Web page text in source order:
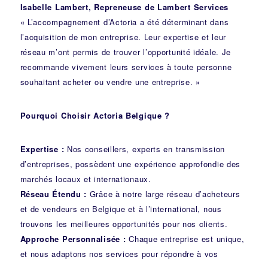
Isabelle Lambert, Repreneuse de Lambert Services
« L’accompagnement d’Actoria a été déterminant dans
l’acquisition de mon entreprise. Leur expertise et leur
réseau m’ont permis de trouver l’opportunité idéale. Je
recommande vivement leurs services à toute personne
souhaitant acheter ou vendre une entreprise. »
Pourquoi Choisir Actoria Belgique ?
Expertise : Nos conseillers, experts en transmission
d’entreprises, possèdent une expérience approfondie des
marchés locaux et internationaux.
Réseau Étendu : Grâce à notre large réseau d’acheteurs
et de vendeurs en Belgique et à l’international, nous
trouvons les meilleures opportunités pour nos clients.
Approche Personnalisée : Chaque entreprise est unique,
et nous adaptons nos services pour répondre à vos